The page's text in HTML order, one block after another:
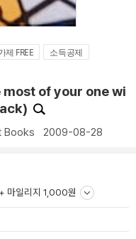
제 FREE
소득공제
of your one wi
Books 2009-08-28
마일리지 1,000원